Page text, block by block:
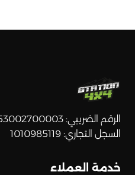
الرقم الضريبي: 300053002700003
السجل التجاري: 1010985119
خدمة العملاء